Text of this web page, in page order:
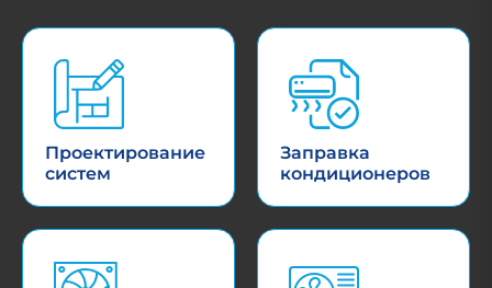
Проектирование
систем
Заправка
кондиционеров